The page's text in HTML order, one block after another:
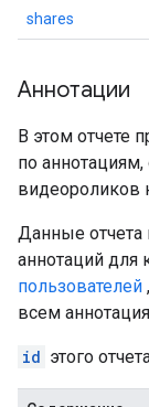
shares
Аннотации
В этом отчете
по
видеороликов
Данные
аннотаций для
пользователей
всем
id этого